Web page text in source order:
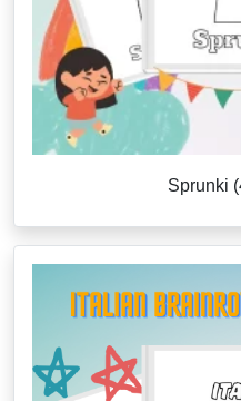
Sprunki